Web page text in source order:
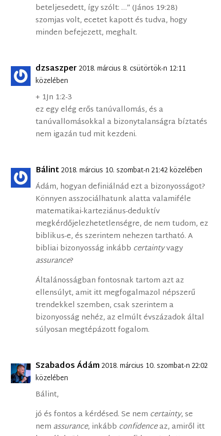
beteljesedett, így szólt: …” (János 19:28)
szomjas volt, ecetet kapott és tudva, hogy
minden befejezett, meghalt.
dzsaszper 2018. március 8. csütörtök-n 12:11
közelében
+ 1Jn 1:2-3
ez egy elég erős tanúvallomás, és a
tanúvallomásokkal a bizonytalanságra bíztatés
nem igazán tud mit kezdeni.
Bálint2018. március 10. szombat-n 21:42 közelében
Ádám, hogyan definiálnád ezt a bizonyosságot?
Könnyen asszociálhatunk alatta valamiféle
matematikai-karteziánus-deduktív
megkérdőjelezhetetlenségre, de nem tudom, ez
biblikus-e, és szerintem nehezen tartható. A
bibliai bizonyosság inkább certaintyvagy
assurance?
Általánosságban fontosnak tartom azt az
ellensúlyt, amit itt megfogalmazol népszerű
trendekkel szemben, csak szerintem a
bizonyosság nehéz, az elmúlt évszázadok által
súlyosan megtépázott fogalom.
Szabados Ádám2018. március 10. szombat-n 22:02
közelében
Bálint,
jó és fontos a kérdésed. Se nem certainty, se
nem assurance, inkább confidenceaz, amiről itt